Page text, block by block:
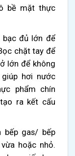
bề mặt thực
bạc đủ lớn để
chặt tay để
lớn để không
hơi nước
phẩm chín
ra kết cấu
bếp gas/ bếp
hoặc nhỏ.